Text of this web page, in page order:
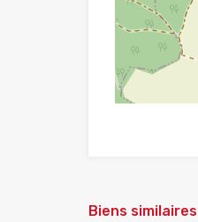
Biens similaires